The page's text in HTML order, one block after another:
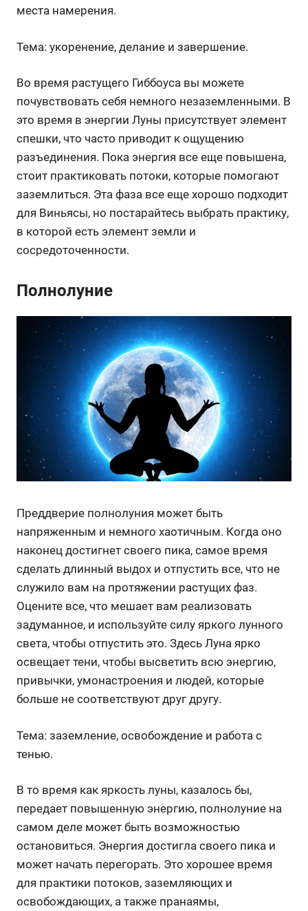
места намерения.
Тема: укоренение, делание и завершение.
Во время растущего Гиббоуса вы можете
почувствовать себя немного незаземленными. В
это время в энергии Луны присутствует элемент
спешки, что часто приводит к ощущению
разъединения. Пока энергия все еще повышена,
стоит практиковать потоки, которые помогают
заземлиться. Эта фаза все еще хорошо подходит
для Виньясы, но постарайтесь выбрать практику,
в которой есть элемент земли и
сосредоточенности.
Полнолуние
Преддверие полнолуния может быть
напряженным и немного хаотичным. Когда оно
наконец достигнет своего пика, самое время
сделать длинный выдох и отпустить все, что не
служило вам на протяжении растущих фаз.
Оцените все, что мешает вам реализовать
задуманное, и используйте силу яркого лунного
света, чтобы отпустить это. Здесь Луна ярко
освещает тени, чтобы высветить всю энергию,
привычки, умонастроения и людей, которые
больше не соответствуют друг другу.
Тема: заземление, освобождение и работа с
тенью.
В то время как яркость луны, казалось бы,
передает повышенную энергию, полнолуние на
самом деле может быть возможностью
остановиться. Энергия достигла своего пика и
может начать перегорать. Это хорошее время
для практики потоков, заземляющих и
освобождающих, а также пранаямы,